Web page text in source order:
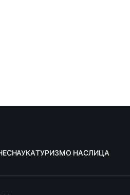
НАУКАТУРИЗМО НАСЛИЦА